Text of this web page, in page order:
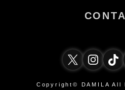
Copyright© DAMILA All